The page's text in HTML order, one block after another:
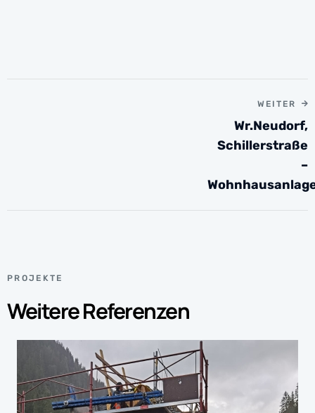
WEITER
Wr.Neudorf,
Schillerstraße
–
PROJEKTE
Weitere Referenzen